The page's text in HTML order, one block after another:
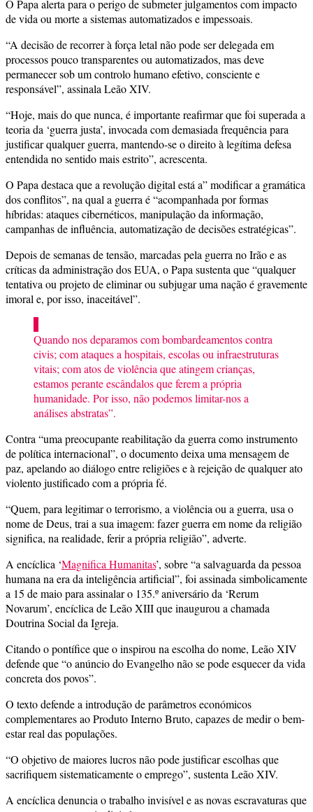
O Papa alerta para o perigo de submeter julgamentos com impacto
de vida ou morte a sistemas automatizados e impessoais.
“A decisão de recorrer à força letal não pode ser delegada em
processos pouco transparentes ou automatizados, mas deve
permanecer sob um controlo humano efetivo, consciente e
responsável”, assinala Leão XIV.
“Hoje, mais do que nunca, é importante reafirmar que foi superada a
teoria da ‘guerra justa’, invocada com demasiada frequência para
justificar qualquer guerra, mantendo-se o direito à legítima defesa
entendida no sentido mais estrito”, acrescenta.
O Papa destaca que a revolução digital está a” modificar a gramática
dos conflitos”, na qual a guerra é “acompanhada por formas
híbridas: ataques cibernéticos, manipulação da informação,
campanhas de influência, automatização de decisões estratégicas”.
Depois de semanas de tensão, marcadas pela guerra no Irão e as
críticas da administração dos EUA, o Papa sustenta que “qualquer
tentativa ou projeto de eliminar ou subjugar uma nação é gravemente
imoral e, por isso, inaceitável”.
Quandonos deparamos com bombardeamentos contra
civis; com ataques a hospitais, escolas ou infraestruturas
vitais; com atos de violência que atingem crianças,
estamos perante escândalos que ferem a própria
humanidade. Porisso, não podemos limitar-nos a
análises abstratas”.
Contra “uma preocupante reabilitação da guerra como instrumento
de política internacional”, o documento deixa uma mensagem de
paz, apelando ao diálogo entre religiões e à rejeição de qualquer ato
violento justificado com a própria fé.
“Quem, para legitimar o terrorismo, a violência ou a guerra, usa o
nome de Deus, trai a sua imagem: fazer guerra em nome da religião
significa, na realidade, ferir a própria religião”, adverte.
A encíclica ‘Magnifica Humanitas’, sobre “a salvaguarda da pessoa
humana na era da inteligência artificial”, foi assinada simbolicamente
a 15 de maio para assinalar o 135.º aniversário da ‘Rerum
Novarum’, encíclica de Leão XIII que inaugurou a chamada
Doutrina Social da Igreja.
Citando o pontífice que o inspirou na escolha do nome, Leão XIV
defende que “o anúncio do Evangelho não se pode esquecer da vida
concreta dos povos”.
O texto defende a introdução de parâmetros económicos
complementares ao Produto Interno Bruto, capazes de medir o bem-
estar real das populações.
“O objetivo de maiores lucros não pode justificar escolhas que
sacrifiquem sistematicamente o emprego”, sustenta Leão XIV.
A encíclica denuncia o trabalho invisível e as novas escravaturas que